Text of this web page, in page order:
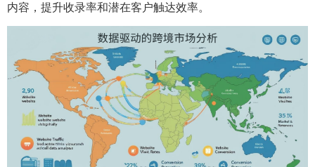
内容，提升收录率和潜在客户触达效率。